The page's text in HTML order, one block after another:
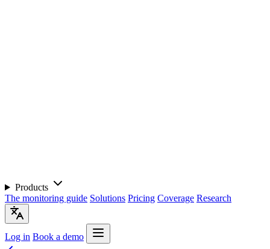
Products
The monitoring guide Solutions Pricing Coverage Research
Log in Book a demo